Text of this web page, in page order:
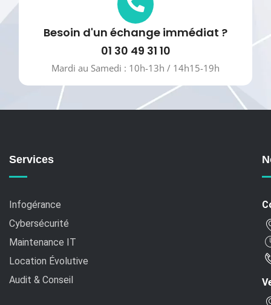
Besoin d'un échange immédiat ?
01 30 49 31 10
Mardi au Samedi : 10h-13h / 14h15-19h
Services
Infogérance
Cybersécurité
Maintenance IT
Location Évolutive
Audit & Conseil